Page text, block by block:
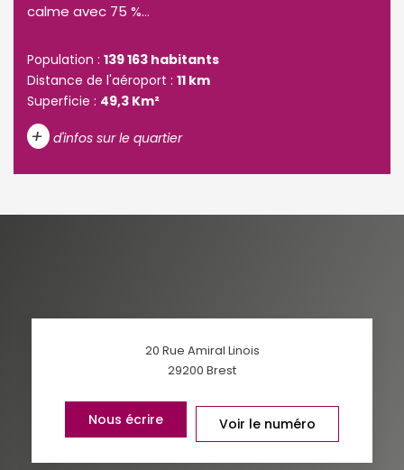
calme avec 75 %...
Population : 139 163 habitants
Distance de l'aéroport : 11 km
Superficie : 49,3 Km²
+ d'infos sur le quartier
VOITURE
RÉSULTATS DES LYCÉES ECOLES ET CRÈCHES
20 Rue Amiral Linois
29200 Brest
Nous écrire Voir le numéro